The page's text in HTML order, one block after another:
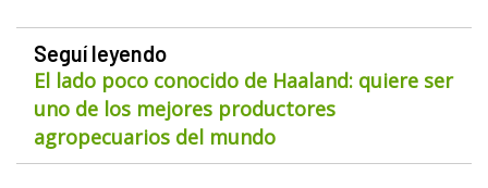
Seguí leyendo
El lado poco conocido de Haaland: quiere ser
uno de los mejores productores
agropecuarios del mundo